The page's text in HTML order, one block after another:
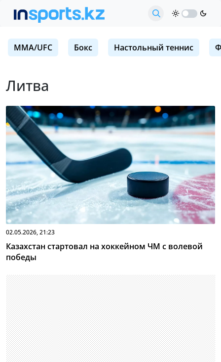
MMA/UFC Бокс Настольный теннис
Литва
02.05.2026, 21:23
Казахстан стартовал на хоккейном ЧМ с волевой
победы